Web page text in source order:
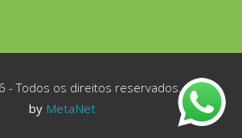
- Todos os direitos reservados.
by MetaNet